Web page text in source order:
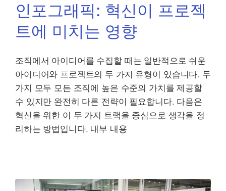
인포그래픽: 혁신이 프로젝
트에 미치는 영향
조직에서 아이디어를 수집할 때는 일반적으로 쉬운
아이디어와 프로젝트의 두 가지 유형이 있습니다. 두
가지 모두 모든 조직에 높은 수준의 가치를 제공할
수 있지만 완전히 다른 전략이 필요합니다. 다음은
혁신을 위한 이 두 가지 트랙을 중심으로 생각을 정
리하는 방법입니다. 내부 내용